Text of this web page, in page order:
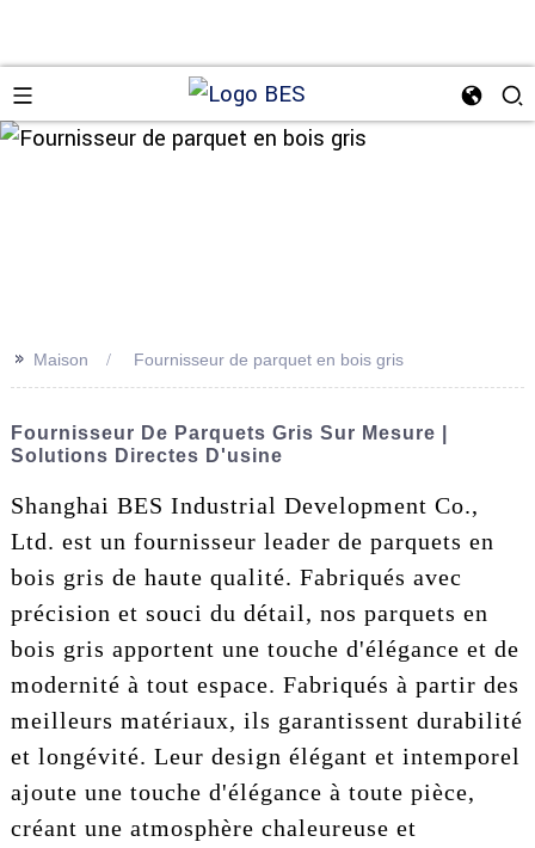
>> Maison Fournisseur de parquet en bois gris
Fournisseur De Parquets Gris Sur Mesure |
Solutions Directes D'usine
Shanghai BES Industrial Development Co.,
Ltd. est un fournisseur leader de parquets en
bois gris de haute qualité. Fabriqués avec
précision et souci du détail, nos parquets en
bois gris apportent une touche d'élégance et de
modernité à tout espace. Fabriqués à partir des
meilleurs matériaux, ils garantissent durabilité
et longévité. Leur design élégant et intemporel
ajoute une touche d'élégance à toute pièce,
créant une atmosphère chaleureuse et